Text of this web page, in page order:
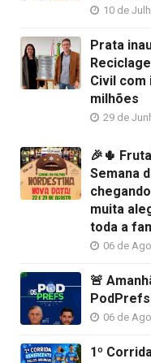
10 de
Prata
Civil com
milhões
29 de
🎉🌵
Semana
muita
toda a
06 de
🚨
06 de
1º